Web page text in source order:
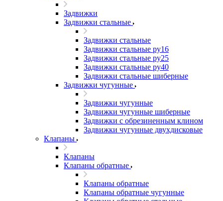
Задвижки
Задвижки стальные
Задвижки стальные
Задвижки стальные ру16
Задвижки стальные ру25
Задвижки стальные ру40
Задвижки стальные шиберные
Задвижки чугунные
Задвижки чугунные
Задвижки чугунные шиберные
Задвижки с обрезиненным клином
Задвижки чугунные двухдисковые
Клапаны
Клапаны
Клапаны обратные
Клапаны обратные
Клапаны обратные чугунные